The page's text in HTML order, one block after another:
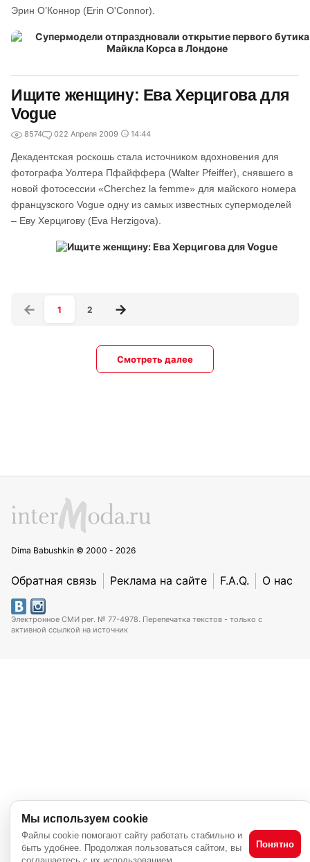
Эрин О’Коннор (Erin O'Connor).
Ищите женщину: Ева Херцигова для
Vogue
8574 022 Апреля 2009 14:44
Декадентская роскошь стала источником вдохновения для
фотографа Уолтера Пфайффера (Walter Pfeiffer), снявшего в
новой фотосессии «Cherchez la femme» для майского номера
французского Vogue одну из самых известных супермоделей
– Еву Херцигову (Eva Herzigova).
1 2
Смотреть далее
Dima Babushkin © 2000 - 2026
Обратная связь Реклама на сайте F.A.Q. О нас
Электронное СМИ рег. № 77-4978. Перепечатка текстов - только с
активной ссылкой на источник
Мы используем cookie
Файлы cookie помогают сайту работать стабильно и
быть удобнее. Продолжая пользоваться сайтом, вы
Понятно